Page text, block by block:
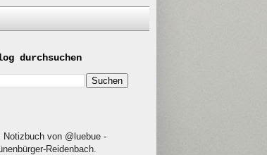
durchsuchen
Notizbuch von @luebue -
Reidenbach.